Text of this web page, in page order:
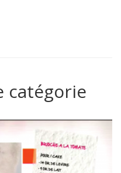
catégorie